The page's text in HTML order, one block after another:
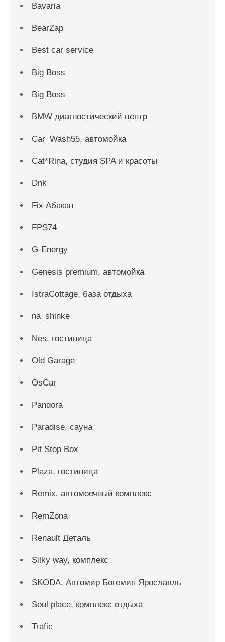
Bavaria
BearZap
Best car service
Big Boss
Big Boss
BMW диагностический центр
Car_Wash55, автомойка
Cat*Rina, студия SPA и красоты
Dnk
Fix Абакан
FPS74
G-Energy
Genesis premium, автомойка
IstraCottage, база отдыха
na_shinke
Nes, гостиница
Old Garage
OsCar
Pandora
Paradise, сауна
Pit Stop Box
Plaza, гостиница
Remix, автомоечный комплекс
RemZona
Renault Деталь
Silky way, комплекс
SKODA, Автомир Богемия Ярославль
Soul place, комплекс отдыха
Trafic